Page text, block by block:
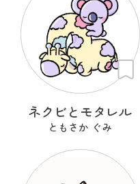
ネクビとモタレル
ともさか ぐみ